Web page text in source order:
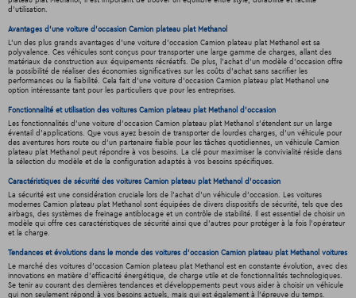
d'utilisation.
Avantages d'une voiture d'occasion Camion plateau plat Methanol
L'un des plus grands avantages d'une voiture d'occasion Camion plateau plat Methanol est sa
polyvalence. Ces véhicules sont conçus pour transporter une large gamme de charges, allant des
matériaux de construction aux équipements récréatifs. De plus, l'achat d'un modèle d'occasion offre
la possibilité de réaliser des économies significatives sur les coûts d'achat sans sacrifier les
performances ou la fiabilité. Cela fait d'une voiture d'occasion Camion plateau plat Methanol une
option intéressante tant pour les particuliers que pour les entreprises.
Fonctionnalité et utilisation des voitures Camion plateau plat Methanol d'occasion
Les fonctionnalités d'une voiture d'occasion Camion plateau plat Methanol s'étendent sur un large
éventail d'applications. Que vous ayez besoin de transporter de lourdes charges, d'un véhicule pour
des aventures hors route ou d'un partenaire fiable pour les tâches quotidiennes, un véhicule Camion
plateau plat Methanol peut répondre à vos besoins. La clé pour maximiser la convivialité réside dans
la sélection du modèle et de la configuration adaptés à vos besoins spécifiques.
Caractéristiques de sécurité des voitures Camion plateau plat Methanol d'occasion
La sécurité est une considération cruciale lors de l'achat d'un véhicule d'occasion. Les voitures
modernes Camion plateau plat Methanol sont équipées de divers dispositifs de sécurité, tels que des
airbags, des systèmes de freinage antiblocage et un contrôle de stabilité. Il est essentiel de choisir un
modèle qui offre ces caractéristiques de sécurité ainsi que d'autres pour protéger à la fois l'opérateur
et la charge.
Tendances et évolutions dans le monde des voitures d'occasion Camion plateau plat Methanol voitures
Le marché des voitures d'occasion Camion plateau plat Methanol est en constante évolution, avec des
innovations en matière d'efficacité énergétique, de charge utile et de fonctionnalités technologiques.
Se tenir au courant des dernières tendances et développements peut vous aider à choisir un véhicule
qui non seulement répond à vos besoins actuels, mais qui est également à l'épreuve du temps.